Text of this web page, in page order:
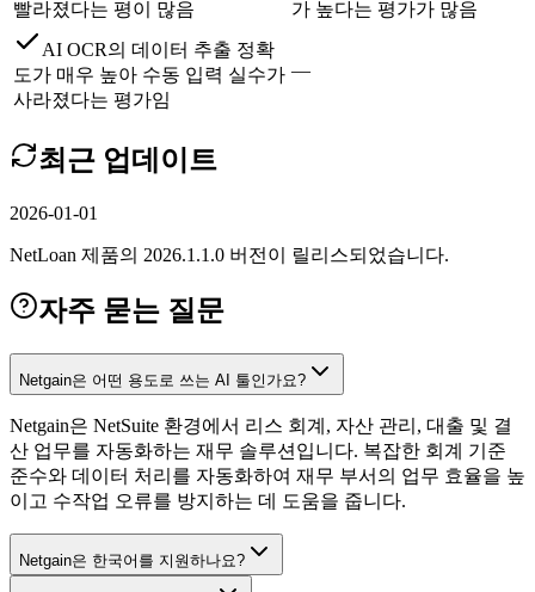
빨라졌다는 평이 많음
가 높다는 평가가 많음
AI OCR의 데이터 추출 정확
도가 매우 높아 수동 입력 실수가
사라졌다는 평가임
—
최근 업데이트
2026-01-01
NetLoan 제품의 2026.1.1.0 버전이 릴리스되었습니다.
자주 묻는 질문
Netgain은 어떤 용도로 쓰는 AI 툴인가요?
Netgain은 NetSuite 환경에서 리스 회계, 자산 관리, 대출 및 결
산 업무를 자동화하는 재무 솔루션입니다. 복잡한 회계 기준
준수와 데이터 처리를 자동화하여 재무 부서의 업무 효율을 높
이고 수작업 오류를 방지하는 데 도움을 줍니다.
Netgain은 한국어를 지원하나요?